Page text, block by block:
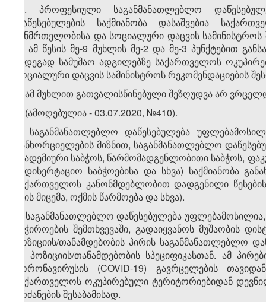
. პროფესიული საგანმანათლებლო
დაწესებულების საქმიანობა დასაშვებია
ჯანმრთელობისა და სოციალური დაცვის
ან ამ წესის მე-9 მუხლის მე-2 და მე-3 პუნქტებით
შედეგად სამუშაო ადგილებზე საქართველოს
სოციალური დაცვის სამინისტროს რეკომენდაციების
4. ამ მუხლით გათვალისწინებული შეზღუდვა არ
5. (ამოღებულია - 03.07.2020, №410).
6. საგანმანათლებლო დაწესებულება
განხორციელების მიზნით, საგანმანათლებლო
აკადემიური საბჭოს, წარმომადგენლობითი საბჭოს,
სადისერტაციო საბჭოებისა და სხვა) საქმიანობა
საქართველოს კანონმდებლობით დადგენილი
ხმის მიცემა, ოქმის წარმოება და სხვა).
7. საგანმანათლებლო დაწესებულება
საჭიროების შემთხვევაში, გადაიყვანოს მუშაობის
პოზიციის/თანამდებობის პირის საგანმანათლებლო
ამ პოზიციის/თანამდებობის სპეციფიკასთან. ამ
კორონავირუსის (COVID-19) გავრცელების
საქართველოს ოკუპირებული ტერიტორიებიდან
ბრძანების შესაბამისად.